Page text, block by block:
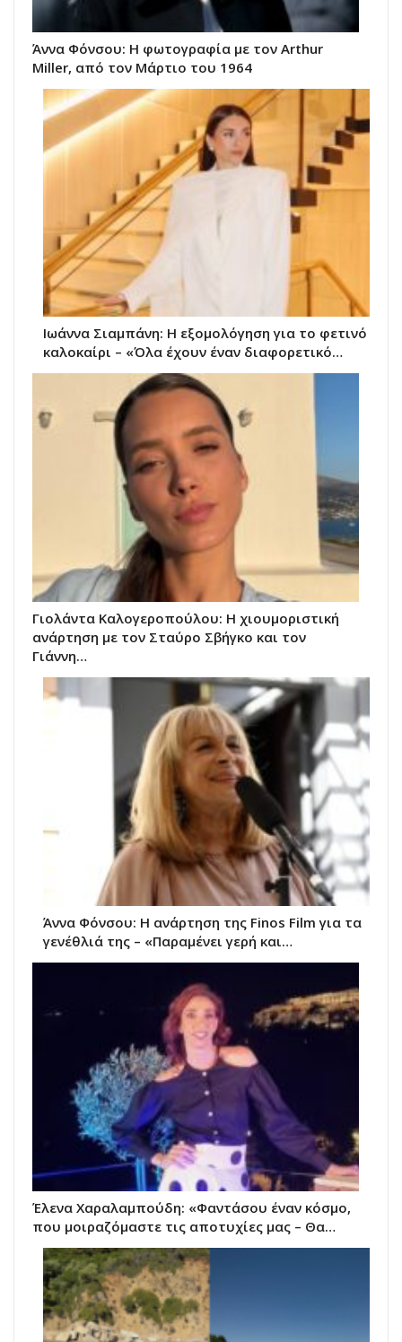
Άννα Φόνσου: Η φωτογραφία με τον Arthur
Miller, από τον Μάρτιο του 1964
Ιωάννα Σιαμπάνη: Η εξομολόγηση για το φετινό
καλοκαίρι – «Όλα έχουν έναν διαφορετικό…
Γιολάντα Καλογεροπούλου: Η χιουμοριστική
ανάρτηση με τον Σταύρο Σβήγκο και τον
Γιάννη…
Άννα Φόνσου: Η ανάρτηση της Finos Film για τα
γενέθλιά της – «Παραμένει γερή και…
Έλενα Χαραλαμπούδη: «Φαντάσου έναν κόσμο,
που μοιραζόμαστε τις αποτυχίες μας – Θα…